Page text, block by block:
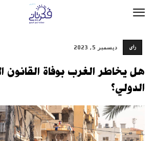
رأى ديسمبر 5, 2023
هل يخاطر الغرب بوفاة القانون
الدولي؟